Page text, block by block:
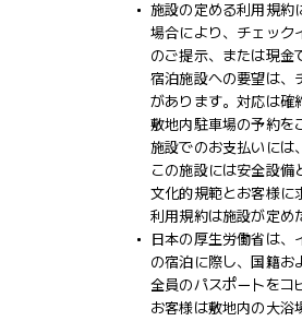
施設の定める利用規約
場合により、チェック
のご提示、または現金
宿泊施設への要望は、
があります。対応は確
敷地内駐車場の予約を
施設でのお支払いには
この施設には安全設備
文化的規範とお客様に
利用規約は施設が定め
日本の厚生労働省は
の宿泊に際し、国籍お
全員のパスポートをコ
お客様は敷地内の大浴